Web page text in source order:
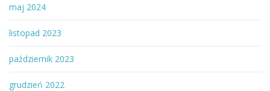
maj 2024
listopad 2023
październik 2023
grudzień 2022